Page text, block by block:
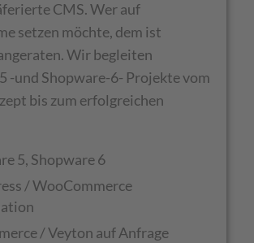
CMS. Wer auf
setzen möchte, dem ist
Wir begleiten
-und Shopware-6- Projekte vom
bis zum erfolgreichen
5, Shopware 6
/ WooCommerce
/ Veyton auf Anfrage